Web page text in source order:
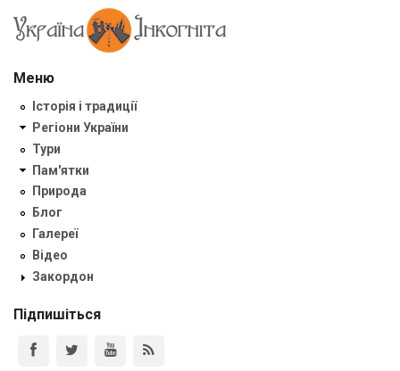
Меню
Історія і традиції
Регіони України
Тури
Пам'ятки
Природа
Блог
Галереї
Відео
Закордон
Підпишіться